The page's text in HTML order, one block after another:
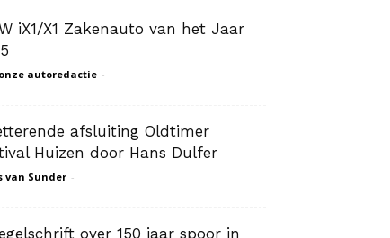
iX1/X1 Zakenauto van het Jaar
autoredactie -
afsluiting Oldtimer
Huizen door Hans Dulfer
van Sunder -
over 150 jaar spoor in